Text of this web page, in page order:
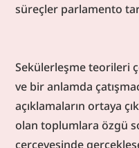
süreçler parlamento
Sekülerleşme teorileri
ve bir anlamda
açıklamaların ortaya
olan toplumlara özgü
çerçevesinde